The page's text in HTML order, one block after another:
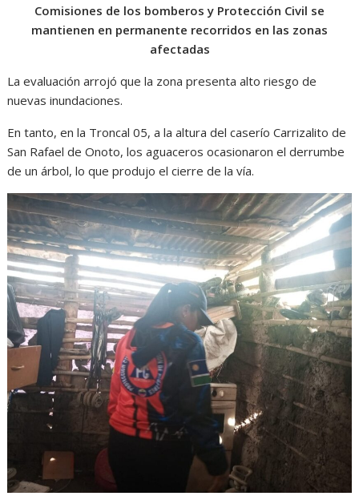
Comisiones de los bomberos y Protección Civil se
mantienen en permanente recorridos en las zonas
afectadas
La evaluación arrojó que la zona presenta alto riesgo de
nuevas inundaciones.
En tanto, en la Troncal 05, a la altura del caserío Carrizalito de
San Rafael de Onoto, los aguaceros ocasionaron el derrumbe
de un árbol, lo que produjo el cierre de la vía.